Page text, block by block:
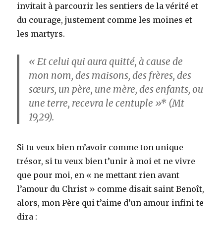
invitait à parcourir les sentiers de la vérité et
du courage, justement comme les moines et
les martyrs.
« Et celui qui aura quitté, à cause de
mon nom, des maisons, des frères, des
sœurs, un père, une mère, des enfants, ou
une terre, recevra le centuple »* (Mt
19,29).
Si tu veux bien m’avoir comme ton unique
trésor, si tu veux bien t’unir à moi et ne vivre
que pour moi, en « ne mettant rien avant
l’amour du Christ » comme disait saint Benoît,
alors, mon Père qui t’aime d’un amour infini te
dira :